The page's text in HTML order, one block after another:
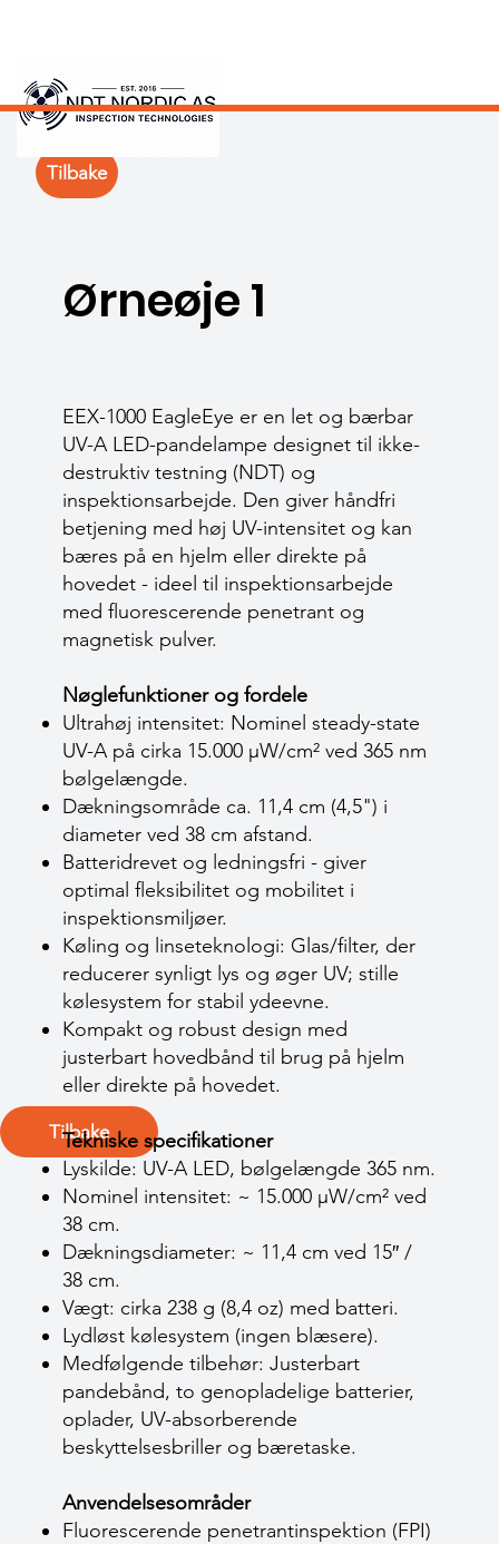
Tilbake
Ørneøje 1
EEX-1000 EagleEye er en let og bærbar
UV-A LED-pandelampe designet til ikke-
destruktiv testning (NDT) og
inspektionsarbejde. Den giver håndfri
betjening med høj UV-intensitet og kan
bæres på en hjelm eller direkte på
hovedet - ideel til inspektionsarbejde
med fluorescerende penetrant og
magnetisk pulver.
Nøglefunktioner og fordele
Ultrahøj intensitet: Nominel steady-state
UV-A på cirka 15.000 µW/cm² ved 365 nm
bølgelængde.
Dækningsområde ca. 11,4 cm (4,5") i
diameter ved 38 cm afstand.
Batteridrevet og ledningsfri - giver
optimal fleksibilitet og mobilitet i
inspektionsmiljøer.
Køling og linseteknologi: Glas/filter, der
reducerer synligt lys og øger UV; stille
kølesystem for stabil ydeevne.
Kompakt og robust design med
justerbart hovedbånd til brug på hjelm
eller direkte på hovedet.
Tekniske specifikationer
Lyskilde: UV-A LED, bølgelængde 365 nm.
Nominel intensitet: ~ 15.000 µW/cm² ved
38 cm.
Dækningsdiameter: ~ 11,4 cm ved 15″ /
38 cm.
Vægt: cirka 238 g (8,4 oz) med batteri.
Lydløst kølesystem (ingen blæsere).
Medfølgende tilbehør: Justerbart
pandebånd, to genopladelige batterier,
oplader, UV-absorberende
beskyttelsesbriller og bæretaske.
Anvendelsesområder
Fluorescerende penetrantinspektion (FPI)
Tilbake